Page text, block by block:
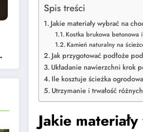
Spis treści
Jakie materiały wybrać na
Kostka brukowa betonowa
Kamień naturalny na
Jak przygotować podłoże
Układanie nawierzchni krok
Ile kosztuje ścieżka
Utrzymanie i trwałość
Jakie